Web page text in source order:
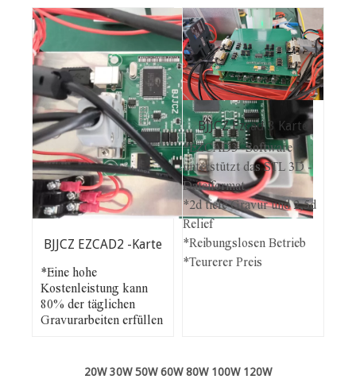
BJJCZ EZCAD2 -Karte
*Eine hohe
Kostenleistung kann
80% der täglichen
Gravurarbeiten erfüllen
BJJCZ Ezcad 3 Karte
*EZCAD3 -Software
unterstützt das STL 3D -
Dateiformat
*2d tiefe Gravur und 2,5d
Relief
*Reibungslosen Betrieb
*Teurerer Preis
20W 30W 50W 60W 80W 100W 120W